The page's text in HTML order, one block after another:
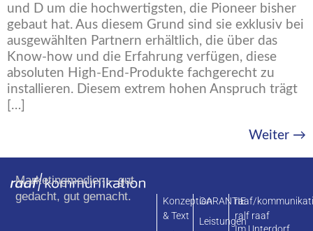
und D um die hochwertigsten, die Pioneer bisher
gebaut hat. Aus diesem Grund sind sie exklusiv bei
ausgewählten Partnern erhältlich, die über das
Know-how und die Erfahrung verfügen, diese
absoluten High-End-Produkte fachgerecht zu
installieren. Diesem extrem hohen Anspruch trägt
[…]
Weiter →
Marketingmedien – gut
gedacht, gut gemacht.
Konzeption
& Text
GARANTIE
Leistungen
raaf/
ralf raaf